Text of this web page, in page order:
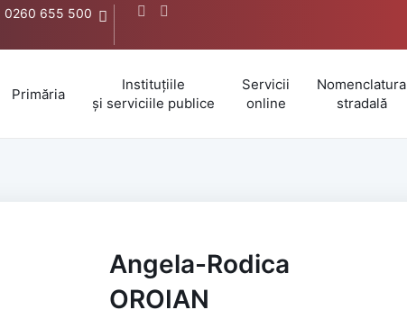
0260 655 500
Primăria
Instituțiile
și serviciile publice
Servicii
online
Nomenclatura
stradală
Angela-Rodica
OROIAN